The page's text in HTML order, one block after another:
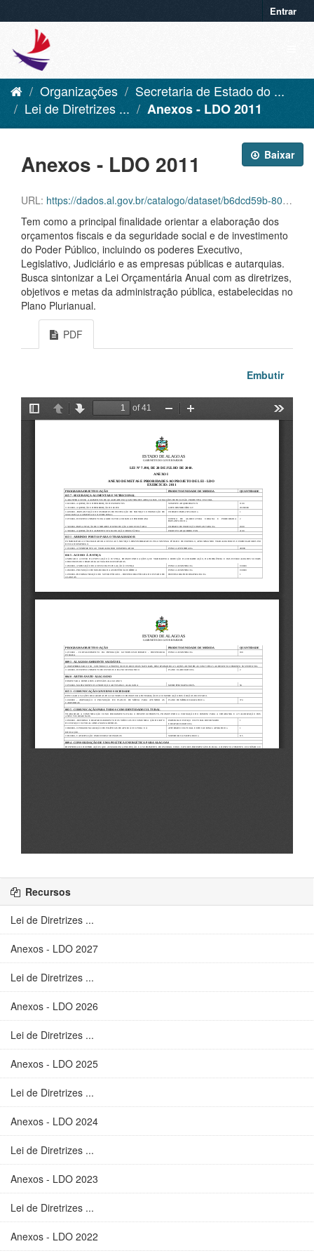
Entrar
Organizações
Secretaria de Estado do ...
Lei de Diretrizes ...
Anexos - LDO 2011
Baixar
Anexos - LDO 2011
URL: https://dados.al.gov.br/catalogo/dataset/b6dcd59b-80d1-43d4-947e-cf45d1a49484/resource/7ba389be-65fa-4d59-bcc8-d6740793b41c/download/anexo-ldo-2011.pdf
Tem como a principal finalidade orientar a elaboração dos
orçamentos fiscais e da seguridade social e de investimento
do Poder Público, incluindo os poderes Executivo,
Legislativo, Judiciário e as empresas públicas e autarquias.
Busca sintonizar a Lei Orçamentária Anual com as diretrizes,
objetivos e metas da administração pública, estabelecidas no
Plano Plurianual.
PDF
Embutir
Recursos
Lei de Diretrizes ...
Anexos - LDO 2027
Lei de Diretrizes ...
Anexos - LDO 2026
Lei de Diretrizes ...
Anexos - LDO 2025
Lei de Diretrizes ...
Anexos - LDO 2024
Lei de Diretrizes ...
Anexos - LDO 2023
Lei de Diretrizes ...
Anexos - LDO 2022